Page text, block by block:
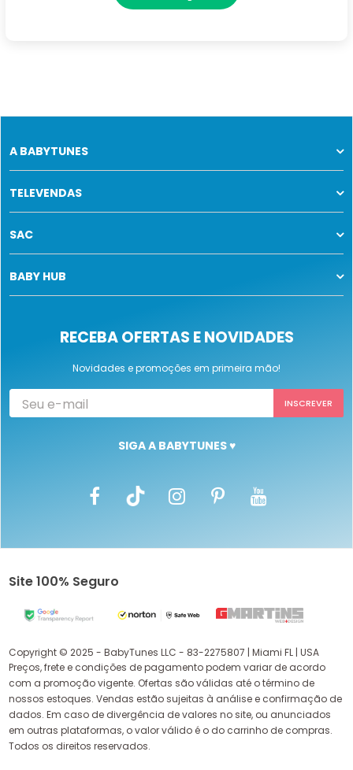
A BABYTUNES
TELEVENDAS
SAC
BABY HUB
RECEBA OFERTAS E NOVIDADES
Novidades e promoções em primeira mão!
SIGA A BABYTUNES ♥
Site 100% Seguro
Copyright © 2025 - BabyTunes LLC - 83-2275807 | Miami FL | USA
Preços, frete e condições de pagamento podem variar de acordo
com a promoção vigente. Ofertas são válidas até o término de
nossos estoques. Vendas estão sujeitas à análise e confirmação de
dados. Em caso de divergência de valores no site, ou anunciados
em outras plataformas, o valor válido é o do carrinho de compras.
Todos os direitos reservados.